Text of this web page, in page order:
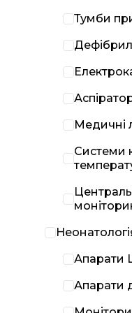
Тумби
Медичні
Системи
Апарати
Апарати